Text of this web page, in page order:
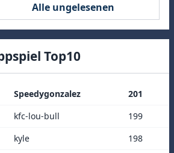
Alle ungelesenen
Top10
Speedygonzalez
201
kfc-lou-bull
199
kyle
198